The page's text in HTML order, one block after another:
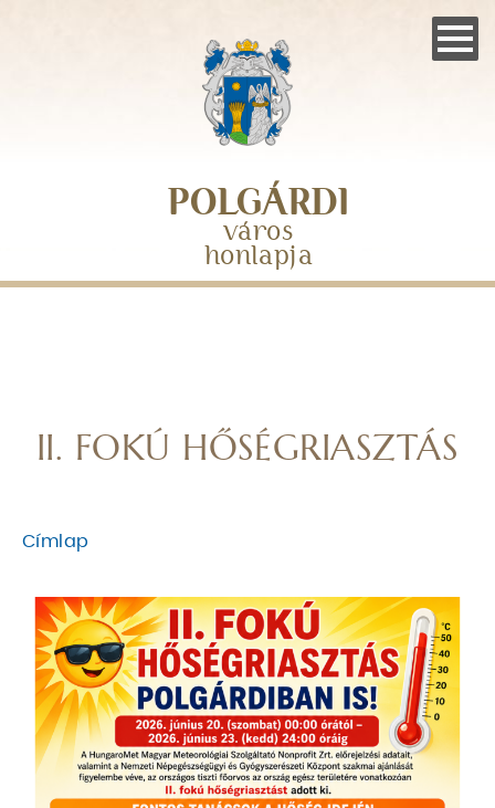
POLGÁRDI
város
honlapja
II. FOKÚ HŐSÉGRIASZTÁS
MORZSA
Címlap